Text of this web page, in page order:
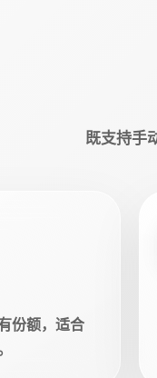
既支持手
份额，适合